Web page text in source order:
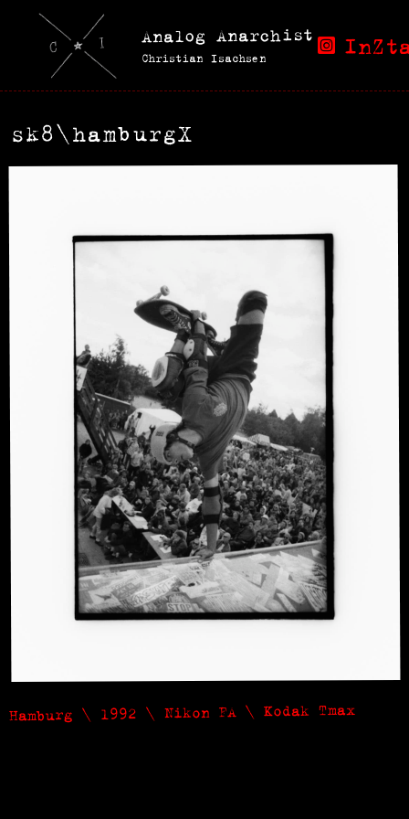
Analog Anarchist
Christian Isachsen
sk8\hamburgX
Hamburg \ 1992 \ Nikon FA \ Kodak Tmax